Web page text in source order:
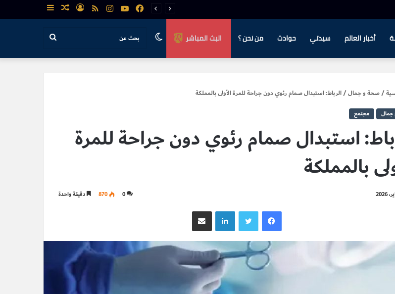
إضافةمقالتسجيلملخص
انستقراميوتيوب
فيسبوك
أخبار العالم سيدتي حوادث من نحن ؟ البث المباشر بحث
عن
الوضع
المظلم
/صحة و جمال/الرباط: استبدال صمام رئوي دون جراحة للمرة الأولى بالمملكة
مجتمع
استبدال صمام رئوي دون جراحة للمرة
بالمملكة
0
870 دقيقة واحدة
فيسبوكتويتر لينكدإن مشاركة عبر البريد